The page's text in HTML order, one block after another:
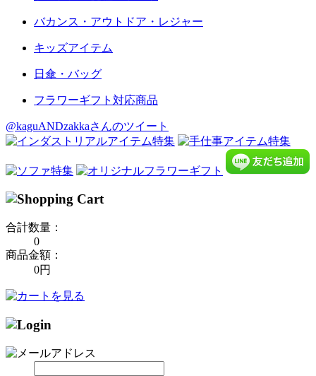
バカンス・アウトドア・レジャー
キッズアイテム
日傘・バッグ
フラワーギフト対応商品
@kaguANDzakkaさんのツイート
合計数量：
0
商品金額：
0円